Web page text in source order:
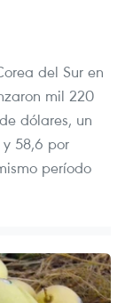
del Sur en
mil 220
dólares, un
58,6 por
período